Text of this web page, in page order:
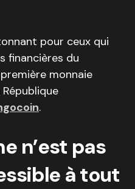
pour ceux qui
financières du
monnaie
.
n’est pas
à tout